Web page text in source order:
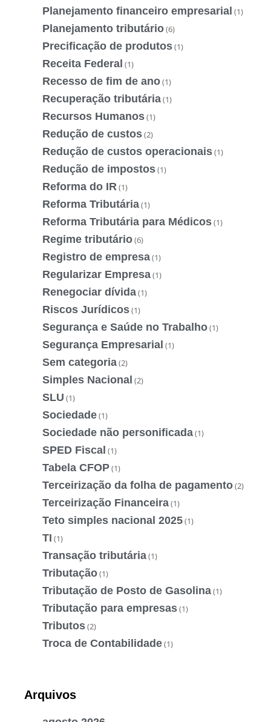
Planejamento financeiro empresarial (1)
Planejamento tributário(6)
Precificação de produtos(1)
Receita Federal (1)
Recesso de fim de ano(1)
Recuperação tributária(1)
Recursos Humanos(1)
Redução de custos(2)
Redução de custos operacionais(1)
Redução de impostos(1)
Reforma do IR (1)
Reforma Tributária(1)
Reforma Tributária para Médicos(1)
Regime tributário(6)
Registro de empresa(1)
Regularizar Empresa(1)
Renegociar dívida(1)
Riscos Jurídicos(1)
Segurança e Saúde no Trabalho(1)
Segurança Empresarial (1)
Sem categoria(2)
Simples Nacional (2)
SLU (1)
Sociedade(1)
Sociedade não personificada(1)
SPED Fiscal (1)
Tabela CFOP(1)
Terceirização da folha de pagamento(2)
Terceirização Financeira(1)
Teto simples nacional 2025(1)
TI (1)
Transação tributária(1)
Tributação(1)
Tributação de Posto de Gasolina(1)
Tributação para empresas(1)
Tributos(2)
Troca de Contabilidade(1)
Arquivos